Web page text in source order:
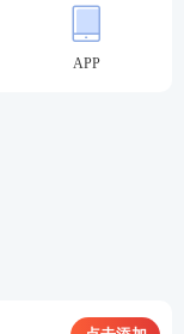
育的高等学校
定本校拟聘人
APP